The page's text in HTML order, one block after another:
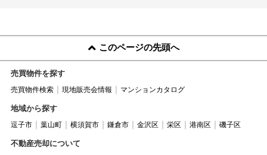
このページの先頭へ
売買物件を探す
売買物件検索 現地販売会情報 マンションカタログ
地域から探す
逗子市 葉山町 横須賀市 鎌倉市 金沢区 栄区 港南区 磯子区
不動産売却について